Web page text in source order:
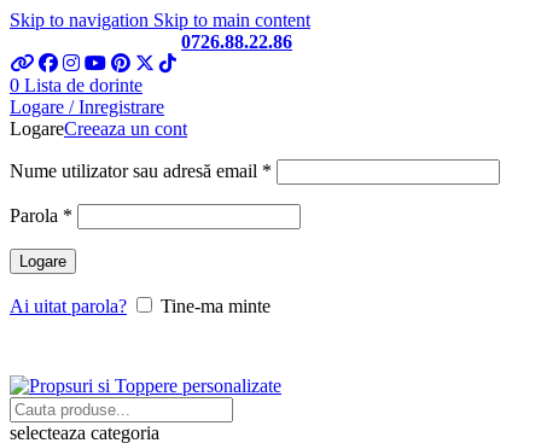
Skip to navigation Skip to main content
0726.88.22.86
0 Lista de dorinte
Logare / Inregistrare
LogareCreeaza un cont
Nume utilizator sau adresă email *
Parola *
Logare
Ai uitat parola? Tine-ma minte
selecteaza categoria